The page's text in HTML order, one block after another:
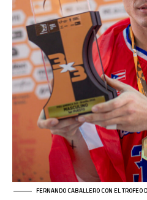
FERNANDO CABALLERO CON EL